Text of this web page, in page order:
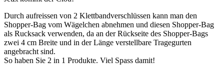
Durch aufreissen von 2 Klettbandverschlüssen kann man den
Shopper-Bag vom Wägelchen abnehmen und diesen Shopper-Bag
als Rucksack verwenden, da an der Rückseite des Shopper-Bags
zwei 4 cm Breite und in der Länge verstellbare Tragegurten
angebracht sind.
So haben Sie 2 in 1 Produkte. Viel Spass damit!